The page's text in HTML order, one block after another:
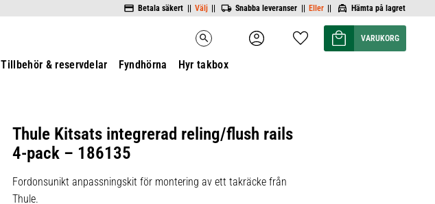
Betala säkert || Välj || Snabba leveranser || Eller || Hämta på lagret
search Favoriter
Kundvagn
Tillbehör & reservdelar Fyndhörna Hyr takbox
Thule Kitsats integrerad reling/flush rails
4-pack – 186135
Fordonsunikt anpassningskit för montering av ett takräcke från
Thule.